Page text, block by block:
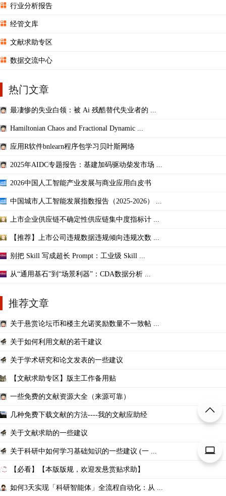
行业分析报告
经管文库
文献求助专区
数据交流中心
热门文章
最凄惨的失业白领：被 Ai 残酷替代失业者的 ...
Hamiltonian Chaos and Fractional Dynamic ...
应用R软件bnlearn程序包学习贝叶斯网络
2025年AIDC专题报告：基建加码驱动柴发市场 ...
2026中国人工智能产业发展与商业应用白皮书
中国城市人工智能发展指数报告（2025-2026） ...
上市企业供应链不确定性供应链集中度指标计 ...
【推荐】上市公司违规数据违规倾向违规次数 ...
别把 Skill 写成超长 Prompt：工业级 Skill ...
从“通用基石”到“场景利器”：CDA数据分析 ...
推荐文章
关于悬赏论坛币和楼主允诺奖励数量不一致帖 ...
关于如何利用文献的若干建议
关于学术研究和论文发表的一些建议
【文献求助专区】版主工作备用贴
一些免费的文献资源大全（来源可靠）
几种免费下载文献的方法----我的文献应助经
关于文献求助的一些建议
关于科研中如何学习基础知识的一些建议 (一 ...
【必看】【本版版规，欢迎发悬赏贴求助】
如何3天实现「科研智能体」全流程自动化：从 ...